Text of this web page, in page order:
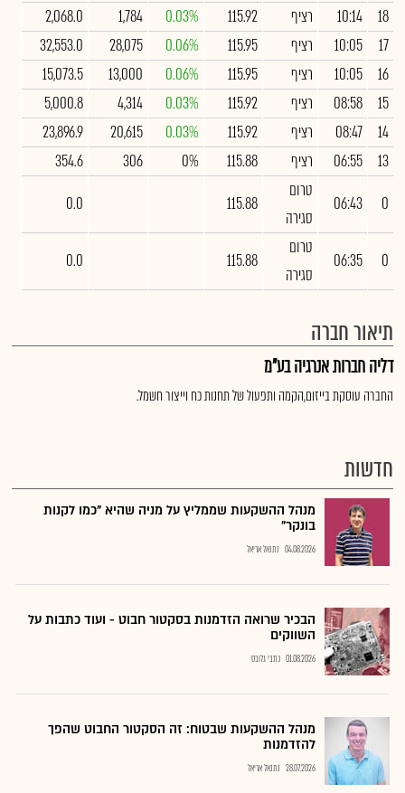
18
10:14 רציף 115.92
0.03%
1,784
2,068.0
17
10:05 רציף 115.95
0.06%
28,075
32,553.0
16
10:05 רציף 115.95
0.06%
13,000
15,073.5
15
08:58 רציף 115.92
0.03%
4,314
5,000.8
14
08:47 רציף 115.92
0.03%
20,615
23,896.9
13
06:55 רציף 115.88
0%
306
354.6
0
06:43
טרום
סגירה
115.88
0.0
0
06:35
טרום
סגירה
115.88
0.0
תיאור חברה
דליה חברות אנרגיה בע"מ
החברה עוסקת בייזום,הקמה ותפעול של תחנות כח וייצור חשמל.
חדשות
מנהל ההשקעות שממליץ על מניה שהיא "כמו לקנות
בונקר"
04.08.2026 נתנאל אריאל
הבכיר שרואה הזדמנות בסקטור חבוט - ועוד כתבות על
השווקים
01.08.2026 כתבי גלובס
מנהל ההשקעות שבטוח: זה הסקטור החבוט שהפך
להזדמנות
28.07.2026 נתנאל אריאל